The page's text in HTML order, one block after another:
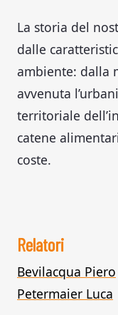
La storia del
dalle
ambiente: dalla
avvenuta
territoriale
catene
coste.
Relatori
Bevilacqua Piero
Petermaier Luca